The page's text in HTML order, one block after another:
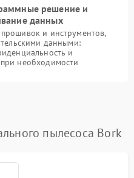
решение и
данных
и инструментов,
данными:
и
необходимости
пылесоса Bork